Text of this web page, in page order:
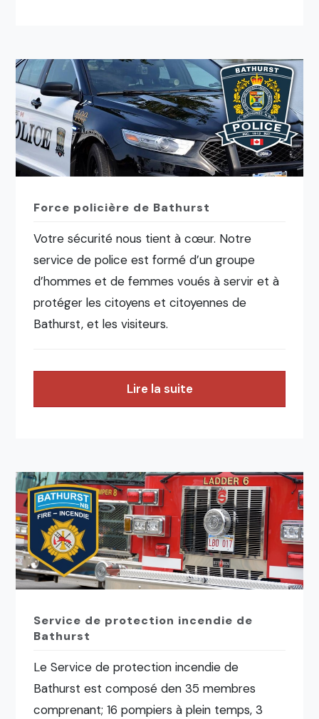
Force policière de Bathurst
Votre sécurité nous tient à cœur. Notre
service de police est formé d’un groupe
d’hommes et de femmes voués à servir et à
protéger les citoyens et citoyennes de
Bathurst, et les visiteurs.
Lire la suite
Service de protection incendie de
Bathurst
Le Service de protection incendie de
Bathurst est composé den 35 membres
comprenant; 16 pompiers à plein temps, 3